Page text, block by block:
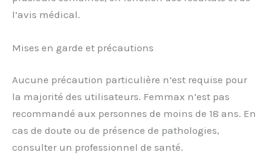
l’avis médical.
Mises en garde et précautions
Aucune précaution particulière n’est requise pour
la majorité des utilisateurs. Femmax n’est pas
recommandé aux personnes de moins de 18 ans. En
cas de doute ou de présence de pathologies,
consulter un professionnel de santé.